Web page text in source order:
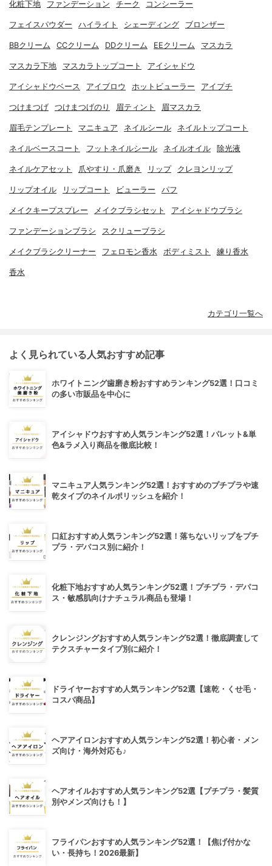
化粧下地 ファンデーション チーク コンシーラー
フェイスパウダー ハイライト シェーディング ブロンザー
BBクリーム CCクリーム DDクリーム EEクリーム マスカラ
マスカラ下地 マスカラトップコート アイシャドウ
アイシャドウベース アイブロウ ホットビューラー アイプチ
つけまつげ つけまつげのり 眉ティント 眉マスカラ
眉毛テンプレート マニキュア ネイルシール ネイルトップコート
ネイルベースコート フットネイルシール ネイルオイル 除光液
ネイルケアセット 爪やすり・爪磨き リップ クレヨンリップ
リップオイル リップコート ビューラー パフ
メイクキープスプレー メイクブラシセット アイシャドウブラシ
ファンデーションブラシ スクリューブラシ
メイクブラシクリーナー フェロモン香水 ボディミスト 練り香水
香水
カテゴリ一覧へ
よく見られている人気おすすめ記事
ホワイトニング歯磨き粉おすすめランキング52選！口コミ
の多い市販品を中心に
アイシャドウおすすめ人気ランキング52選！パレット&単
色&ラメ入り商品を徹底比較！
マニキュア人気ランキング52選！おすすめのプチプラや速
乾タイプのネイルポリッシュを紹介！
口紅おすすめ人気ランキング52選！落ちないリップをプチ
プラ・デパコス別に紹介！
化粧下地おすすめ人気ランキング52選！プチプラ・デパコ
ス・敏感肌向けナチュラル商品も登場！
クレンジングおすすめ人気ランキング52選！徹底調査して
テクスチャータイプ別に紹介！
ドライヤーおすすめ人気ランキング52選【速乾・くせ毛・
コスパ商品】
ヘアアイロンおすすめ人気ランキング52選！初心者・メン
ズ向け・海外対応も♪
ヘアオイルおすすめ人気ランキング52選【プチプラ・髪質
別やメンズ向けも！】
フライパンおすすめ人気ランキング52選！【焦げ付かな
い・長持ち！2026最新】